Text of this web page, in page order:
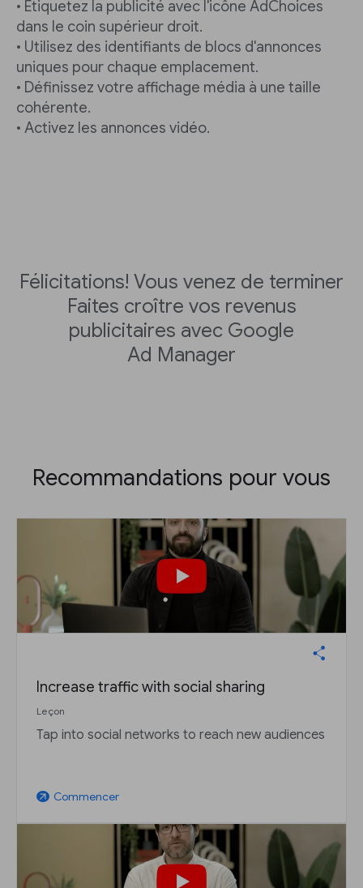
• Étiquetez la publicité avec l'icône AdChoices
dans le coin supérieur droit.
• Utilisez des identifiants de blocs d'annonces
uniques pour chaque emplacement.
• Définissez votre affichage média à une taille
cohérente.
• Activez les annonces vidéo.
Félicitations! Vous venez de terminer
Faites croître vos revenus
publicitaires avec Google
Ad Manager
Recommandations pour vous
Increase traffic with social sharing
Leçon
Tap into social networks to reach new audiences
arrow_outward Commencer